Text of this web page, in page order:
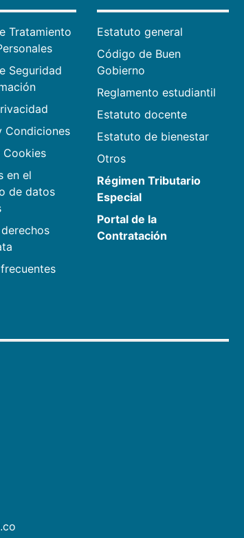
Tratamiento
Seguridad
Condiciones
Cookies
en el
de datos
Estatuto general
Código de Buen
Gobierno
Reglamento estudiantil
Estatuto docente
Estatuto de bienestar
Otros
Régimen Tributario
Especial
Portal de la
Contratación